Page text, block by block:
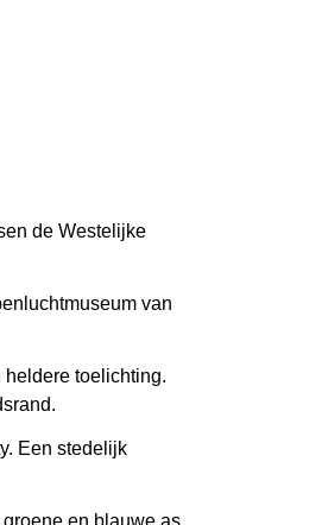
de Westelijke
van
toelichting.
Een stedelijk
en blauwe as